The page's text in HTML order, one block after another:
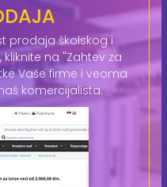
prodaja školskog i
na "Zahtev za
Vaše firme i veoma
komercijalista.